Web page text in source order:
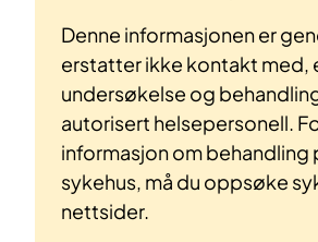
Denne informasjonen er
erstatter ikke kontakt med,
undersøkelse og
autorisert helsepersonell.
informasjon om behandling
sykehus, må du oppsøke
nettsider.